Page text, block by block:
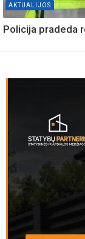
AKTUALIJOS
Policija pradeda